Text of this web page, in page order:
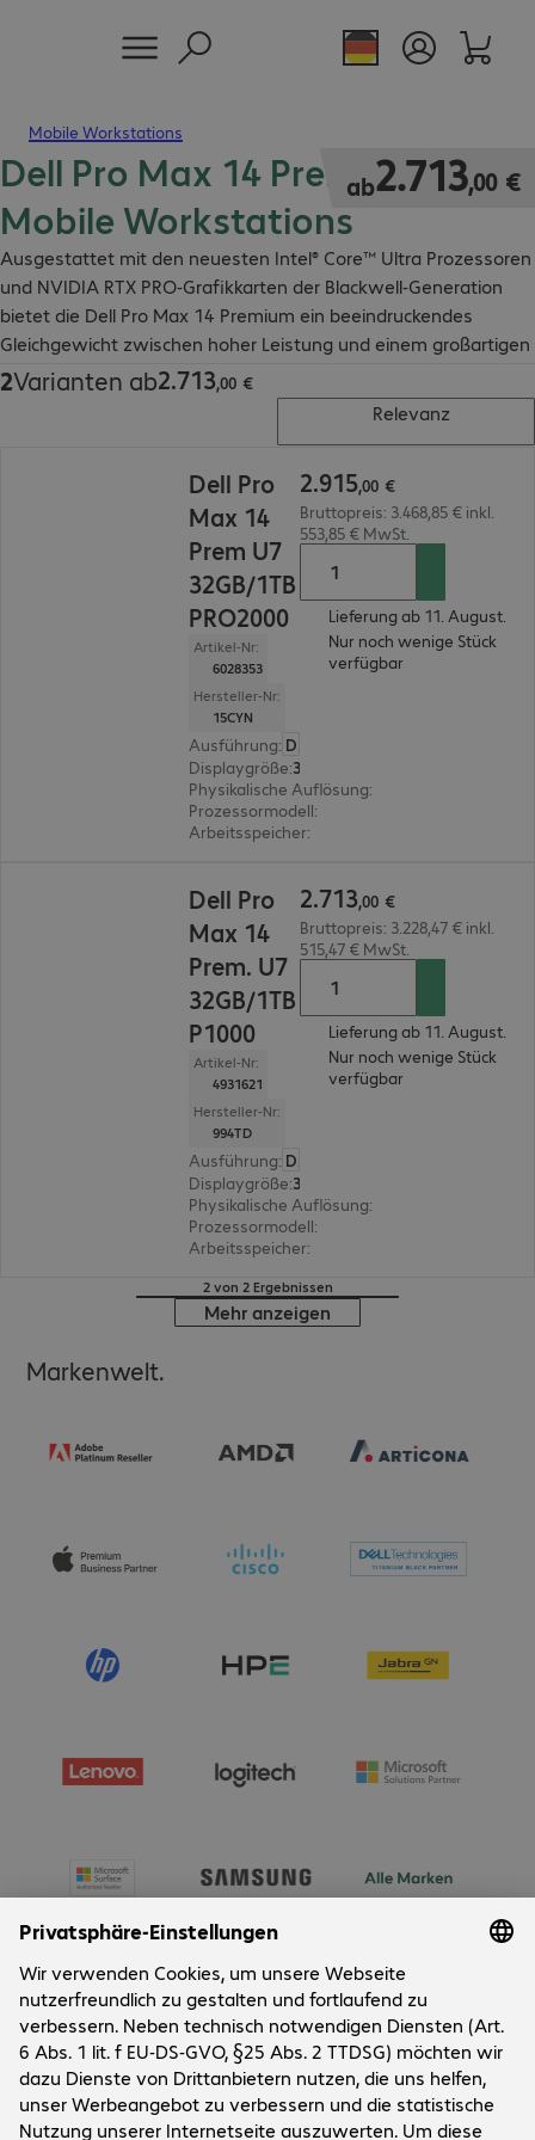
Mobile Workstations
Dell Pro Max 14 Premium
Mobile Workstations
Ausgestattet mit den neuesten Intel® Core™ Ultra Prozessoren
und NVIDIA RTX PRO-Grafikkarten der Blackwell-Generation
bietet die Dell Pro Max 14 Premium ein beeindruckendes
Gleichgewicht zwischen hoher Leistung und einem großartigen
Nutzererlebnis.
ab2.713,00 €
2.713,00 €
2Varianten ab2.713,00 €
2.713,00 €
Relevanz
Dell Pro
Max 14
Prem U7
32GB/1TB
PRO2000
Artikel-Nr:
6028353
Hersteller-Nr:
15CYN
Ausführung:
Displaygröße:
Physikalische Auflösung:
Prozessormodell:
Arbeitsspeicher:
2.915,00 €
Bruttopreis: 3.468,85 € inkl.
553,85 € MwSt.
Lieferung ab 11. August.
Nur noch wenige Stück
verfügbar
Dell Pro
Max 14
Prem. U7
32GB/1TB
P1000
Artikel-Nr:
4931621
Hersteller-Nr:
994TD
Ausführung:
Displaygröße:
Physikalische Auflösung:
Prozessormodell:
Arbeitsspeicher:
2.713,00 €
Bruttopreis: 3.228,47 € inkl.
515,47 € MwSt.
Lieferung ab 11. August.
Nur noch wenige Stück
verfügbar
2 von 2 Ergebnissen
Mehr anzeigen
Markenwelt.